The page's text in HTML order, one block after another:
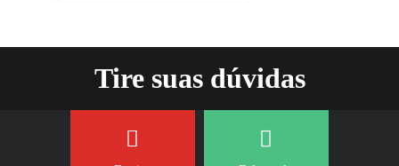
Tire suas dúvidas